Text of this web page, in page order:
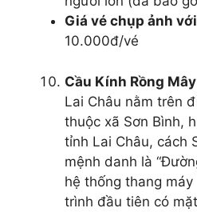
Giá vé chụp ảnh
10.000đ/vé
Cầu Kính Rồng Mây
Lai Châu nằm trên
thuộc xã Sơn Bình,
tỉnh Lai Châu, cách
mệnh danh là
hệ thống thang
trình đầu tiên có